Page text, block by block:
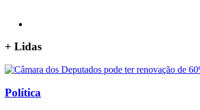
+ Lidas
Política